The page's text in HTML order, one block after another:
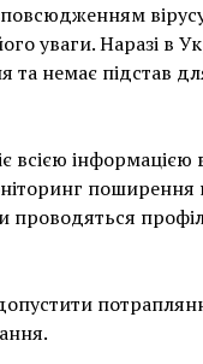
уваги. Наразі в
та немає підстав
всією інформацією
поширення
проводяться